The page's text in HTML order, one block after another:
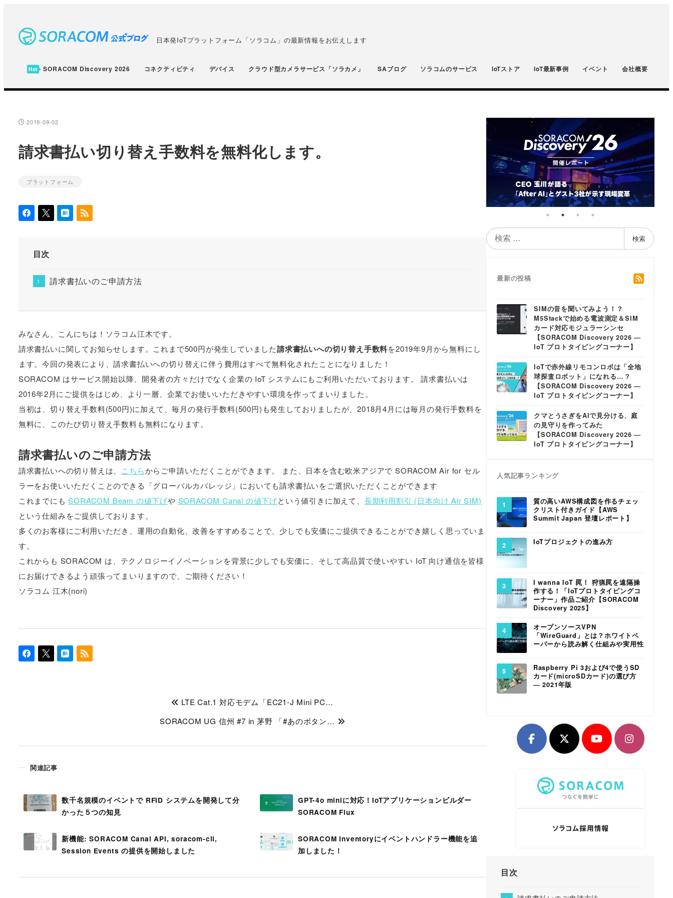
ン
日本発IoTプラットフォーム「ソラコム」の最新情報をお伝えします
SORACOM Discovery 2026 コネクティビティ デバイス クラウド型カメラサービス「ソラカメ」 SAブログ ソラコムのサービス IoTストア IoT最新事例 イベント 会社概要
投稿日
2019-09-02
請求書払い切り替え手数料を無料化します。
カテゴリー
プラットフォーム
目次
請求書払いのご申請方法
みなさん、こんにちは！ソラコム江木です。
請求書払いに関してお知らせします。これまで500円が発生していました請求書払いへの切り替え手数料を2019年9月から無料にし
ます。今回の発表により、請求書払いへの切り替えに伴う費用はすべて無料化されたことになりました！
SORACOM はサービス開始以降、開発者の方々だけでなく企業の IoT システムにもご利用いただいております。 請求書払いは
2016年2月にご提供をはじめ、より一層、企業でお使いいただきやすい環境を作ってまいりました。
当初は、切り替え手数料(500円)に加えて、毎月の発行手数料(500円)も発生しておりましたが、2018月4月には毎月の発行手数料を
無料に、このたび切り替え手数料も無料になります。
請求書払いのご申請方法
請求書払いへの切り替えは、 こちらからご申請いただくことができます。 また、日本を含む欧米アジアで SORACOM Air for セル
ラーをお使いいただくことのできる「グローバルカバレッジ」においても請求書払いをご選択いただくことができます
これまでにもSORACOM Beam の値下げや SORACOM Canal の値下げという値引きに加えて、 長期利用割引 (日本向け Air SIM)
という仕組みをご提供しております。
多くのお客様にご利用いただき、運用の自動化、改善をすすめることで、少しでも安価にご提供できることができ嬉しく思っていま
す。
これからも SORACOM は、テクノロジーイノベーションを背景に少しでも安価に、そして高品質で使いやすい IoT 向け通信を皆様
にお届けできるよう頑張ってまいりますので、ご期待ください！
ソラコム 江木(nori)
関連記事
数千名規模のイベントで RFID システムを開発して分
かった５つの知見
GPT-4o miniに対応！IoTアプリケーションビルダー
SORACOM Flux
新機能: SORACOM Canal API, soracom-cli,
Session Events の提供を開始しました
SORACOM Inventoryにイベントハンドラー機能を追
加しました！
LTE Cat.1 対応モデム「EC21-J Mini PC…
SORACOM UG 信州 #7 in 茅野 「#あのボタン…
検
索
検索
最新の投稿
SIMの音を聞いてみよう！？
M5Stackで始める電波測定＆SIM
カード対応モジュラーシンセ
【SORACOM Discovery 2026 ―
IoT プロトタイピングコーナー】
IoTで赤外線リモコンロボは「全地
球探査ロボット」になれる…？
【SORACOM Discovery 2026 ―
IoT プロトタイピングコーナー】
クマとうさぎをAIで見分ける、庭
の見守りを作ってみた
【SORACOM Discovery 2026 ―
IoT プロトタイピングコーナー】
人気記事ランキング
質の高いAWS構成図を作るチェッ
クリスト付きガイド【AWS
Summit Japan 登壇レポート】
IoTプロジェクトの進み方
I wanna IoT 罠！ 狩猟罠を遠隔操
作する！「IoTプロトタイピングコ
ーナー」作品ご紹介【SORACOM
Discovery 2025】
オープンソースVPN
「WireGuard」とは？ホワイトペ
ーパーから読み解く仕組みや実用性
Raspberry Pi 3および4で使うSD
カード(microSDカード)の選び方
― 2021年版
目次